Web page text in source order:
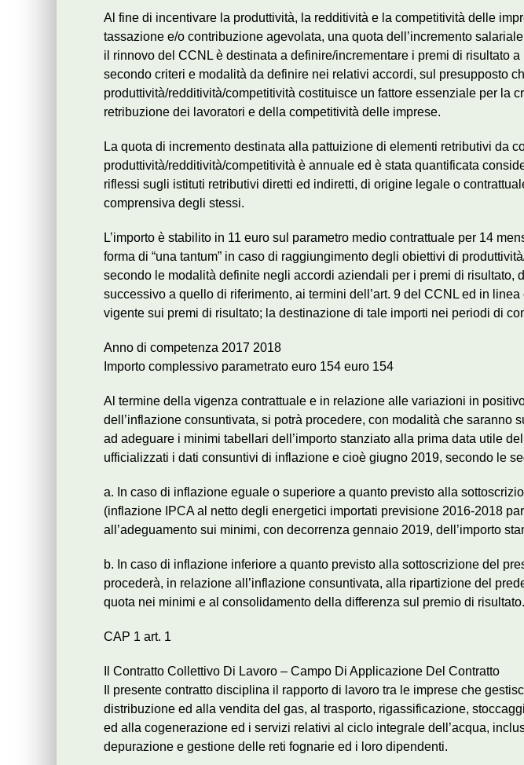
Al fine di incentivare la produttività, la redditività e la competitività delle
tassazione e/o contribuzione agevolata, una quota dell’incremento
il rinnovo del CCNL è destinata a definire/incrementare i premi di risultato
secondo criteri e modalità da definire nei relativi accordi, sul presupposto
produttività/redditività/competitività costituisce un fattore essenziale per la
retribuzione dei lavoratori e della competitività delle imprese.
La quota di incremento destinata alla pattuizione di elementi retributivi da
produttività/redditività/competitività è annuale ed è stata quantificata
riflessi sugli istituti retributivi diretti ed indiretti, di origine legale o
comprensiva degli stessi.
L’importo è stabilito in 11 euro sul parametro medio contrattuale per 14
forma di “una tantum” in caso di raggiungimento degli obiettivi di
secondo le modalità definite negli accordi aziendali per i premi di risultato,
successivo a quello di riferimento, ai termini dell’art. 9 del CCNL ed in
vigente sui premi di risultato; la destinazione di tale importi nei periodi di
Anno di competenza 2017 2018
Importo complessivo parametrato euro 154 euro 154
Al termine della vigenza contrattuale e in relazione alle variazioni in
dell’inflazione consuntivata, si potrà procedere, con modalità che saranno
ad adeguare i minimi tabellari dell’importo stanziato alla prima data utile
ufficializzati i dati consuntivi di inflazione e cioè giugno 2019, secondo le
a. In caso di inflazione eguale o superiore a quanto previsto alla
(inflazione IPCA al netto degli energetici importati previsione 2016-2018
all’adeguamento sui minimi, con decorrenza gennaio 2019, dell’importo
b. In caso di inflazione inferiore a quanto previsto alla sottoscrizione del
procederà, in relazione all’inflazione consuntivata, alla ripartizione del
quota nei minimi e al consolidamento della differenza sul premio di risultato.
CAP 1 art. 1
Il Contratto Collettivo Di Lavoro – Campo Di Applicazione Del Contratto
Il presente contratto disciplina il rapporto di lavoro tra le imprese che
distribuzione ed alla vendita del gas, al trasporto, rigassificazione,
ed alla cogenerazione ed i servizi relativi al ciclo integrale dell’acqua,
depurazione e gestione delle reti fognarie ed i loro dipendenti.